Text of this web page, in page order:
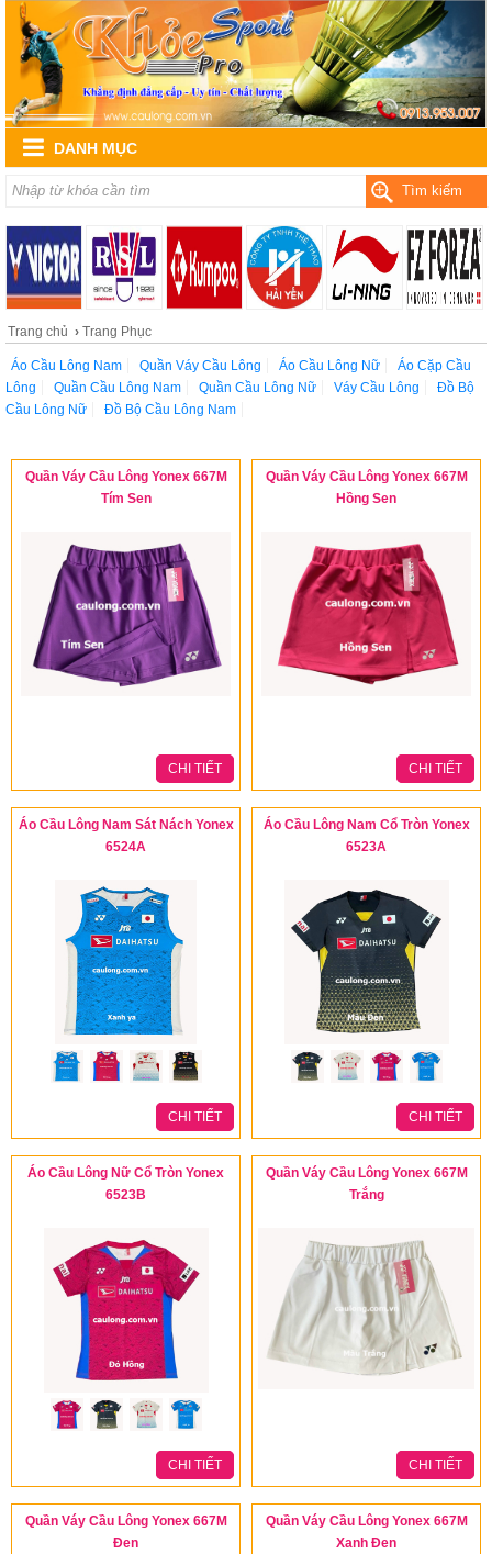
DANH MỤC
Tìm kiếm
Trang chủ › Trang Phục
Áo Cầu Lông Nam Quần Váy Cầu Lông Áo Cầu Lông Nữ
Áo Cặp Cầu
Lông
Quần Cầu Lông Nam Quần Cầu Lông Nữ Váy Cầu Lông
Đồ Bộ
Cầu Lông Nữ
Đồ Bộ Cầu Lông Nam
Quần Váy Cầu Lông Yonex 667M
Tím Sen
CHI TIẾT
Quần Váy Cầu Lông Yonex 667M
Hồng Sen
CHI TIẾT
Áo Cầu Lông Nam Sát Nách Yonex
6524A
CHI TIẾT
Áo Cầu Lông Nam Cổ Tròn Yonex
6523A
CHI TIẾT
Áo Cầu Lông Nữ Cổ Tròn Yonex
6523B
CHI TIẾT
Quần Váy Cầu Lông Yonex 667M
Trắng
CHI TIẾT
Quần Váy Cầu Lông Yonex 667M
Đen
Quần Váy Cầu Lông Yonex 667M
Xanh Đen